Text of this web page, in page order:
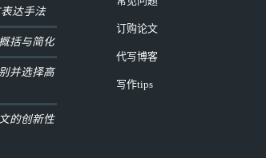
达手法
括与简化
并选择高
的创新性
订购论文
代写博客
写作tips